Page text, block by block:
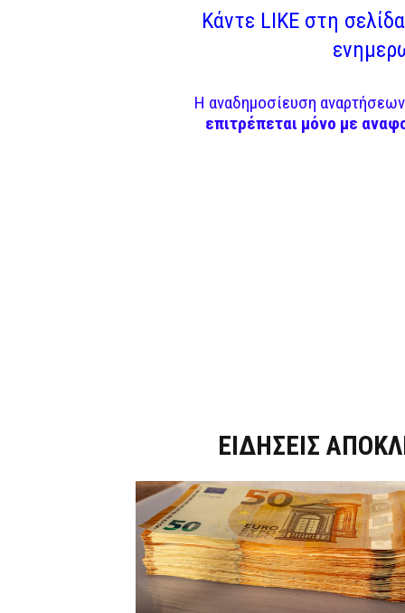
Κάντε LIKE στη
Η αναδημοσίευση
επιτρέπεται μόνο με
ΕΙΔΗΣΕΙΣ